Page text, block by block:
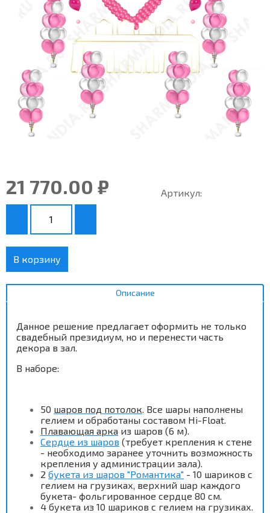
21 770.00 ₽ Артикул:
В корзину
Описание
Данное решение предлагает оформить не только
свадебный президиум, но и перенести часть
декора в зал.
В наборе:
50 шаров под потолок . Все шары наполнены
гелием и обработаны составом Hi-Float.
Плавающая арка из шаров (6 м).
Сердце из шаров (требует крепления к стене
- необходимо заранее уточнить возможность
крепления у администрации зала).
2 букета из шаров "Романтика" - 10 шариков с
гелием на грузиках, верхний шар каждого
букета- фольгированное сердце 80 см.
4 букета из 10 шариков с гелием на грузиках.